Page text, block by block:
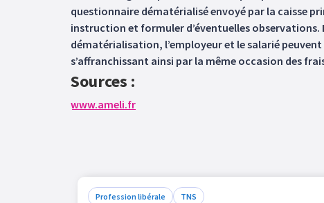
questionnaire dématérialisé envoyé par la caisse
instruction et formuler d’éventuelles observations.
dématérialisation, l’employeur et le salarié
s’affranchissant ainsi par la même occasion des
Sources :
www.ameli.fr
Profession libérale TNS